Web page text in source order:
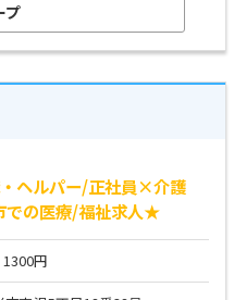
プ
ヘルパー/正社員×介護
での医療/福祉求人★
円